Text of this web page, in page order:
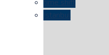
time shift
Istanbul